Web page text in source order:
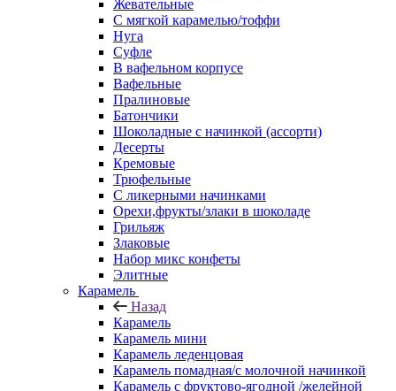
Жевательные
С мягкой карамелью/тоффи
Нуга
Суфле
В вафельном корпусе
Вафельные
Пралиновые
Батончики
Шоколадные с начинкой (ассорти)
Десерты
Кремовые
Трюфельные
С ликерными начинками
Орехи,фрукты/злаки в шоколаде
Грильяж
Злаковые
Набор микс конфеты
Элитные
Карамель
Назад
Карамель
Карамель мини
Карамель леденцовая
Карамель помадная/с молочной начинкой
Карамель с фруктово-ягодной /желейной